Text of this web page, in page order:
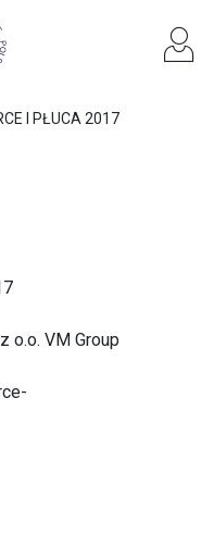
I PŁUCA 2017
o.o. VM Group